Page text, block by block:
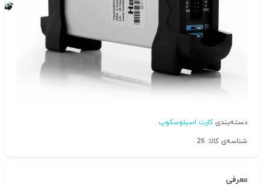
دسته‌بندی کارت اسیلوسکوپ
شناسه‌ی کالا: 26
معرفی